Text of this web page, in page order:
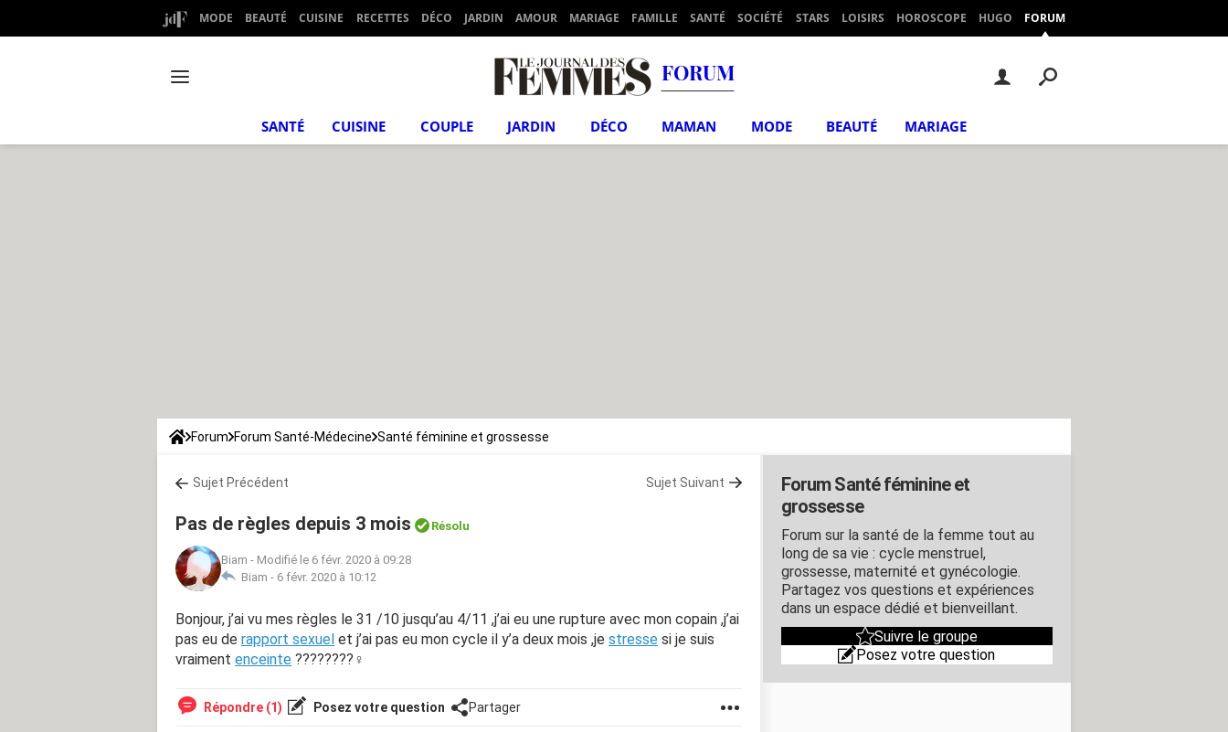
MODE BEAUTÉ CUISINE RECETTES DÉCO JARDIN AMOUR MARIAGE FAMILLE SANTÉ SOCIÉTÉ STARS LOISIRS HOROSCOPE HUGO FORUM
FORUM
SANTÉ CUISINE COUPLE JARDIN DÉCO MAMAN MODE BEAUTÉ MARIAGE
Forum Forum Santé-Médecine Santé féminine et grossesse
Sujet Précédent Sujet Suivant
Pas de règles depuis 3 mois Résolu
Biam - Modifié le 6 févr. 2020 à 09:28
Biam - 6 févr. 2020 à 10:12
Bonjour, j’ai vu mes règles le 31 /10 jusqu’au 4/11 ,j’ai eu une rupture avec mon copain ,j’ai
pas eu de rapport sexuel et j’ai pas eu mon cycle il y’a deux mois ,je stresse si je suis
vraiment enceinte ????????‍♀️
Répondre (1) Posez votre question Partager
Forum Santé féminine et
grossesse
Forum sur la santé de la femme tout au
long de sa vie : cycle menstruel,
grossesse, maternité et gynécologie.
Partagez vos questions et expériences
dans un espace dédié et bienveillant.
Suivre le groupe
Posez votre question